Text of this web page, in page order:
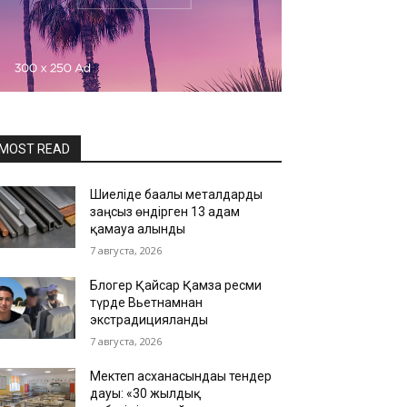
READ
Шиеліде бағалы металдарды
заңсыз өндірген 13 адам
қамауға алынды
7 августа, 2026
Блогер Қайсар Қамза ресми
түрде Вьетнамнан
экстрадицияланды
7 августа, 2026
Мектеп асханасындағы тендер
дауы: «30 жылдық